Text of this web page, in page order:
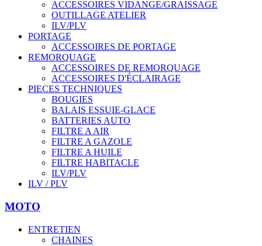
ACCESSOIRES VIDANGE/GRAISSAGE
OUTILLAGE ATELIER
ILV/PLV
PORTAGE
ACCESSOIRES DE PORTAGE
REMORQUAGE
ACCESSOIRES DE REMORQUAGE
ACCESSOIRES D'ÉCLAIRAGE
PIECES TECHNIQUES
BOUGIES
BALAIS ESSUIE-GLACE
BATTERIES AUTO
FILTRE A AIR
FILTRE A GAZOLE
FILTRE A HUILE
FILTRE HABITACLE
ILV/PLV
ILV / PLV
MOTO
ENTRETIEN
CHAINES